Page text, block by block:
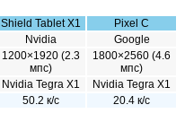
Shield Tablet X1
Pixel C
Nvidia
Google
1200×1920 (2.3
мпс)
1800×2560 (4.6
мпс)
Nvidia Tegra X1
Nvidia Tegra X1
50.2 к/с 20.4 к/с